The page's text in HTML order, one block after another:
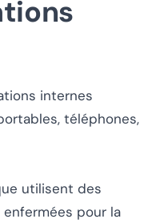
internes
téléphones,
utilisent des
pour la